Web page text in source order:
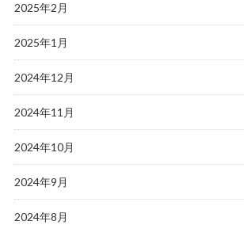
2025年2月
2025年1月
2024年12月
2024年11月
2024年10月
2024年9月
2024年8月